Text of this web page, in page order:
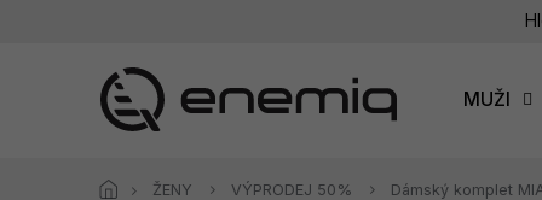
MUŽI
ŽENY VÝPRODEJ 50% Dámský komplet